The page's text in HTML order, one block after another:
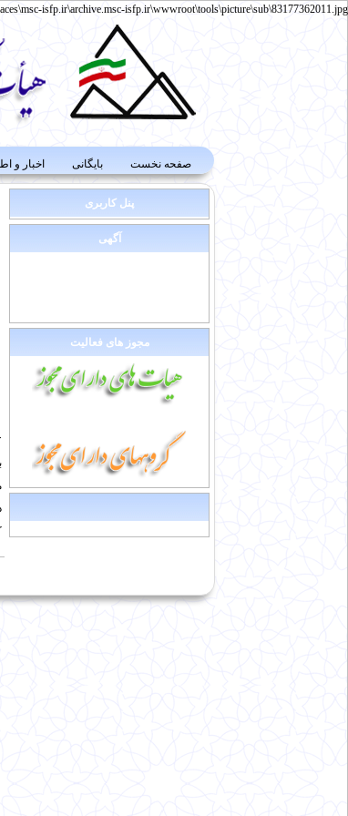
isfp.ir\archive.msc-isfp.ir\wwwroot\tools\picture\sub\83177362011.jpg
صفحه نخست بایگانی اخبار و
پنل کاربری
آگهی
مجوز های فعالیت